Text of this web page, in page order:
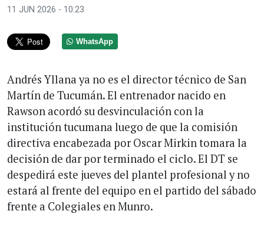
11 JUN 2026 - 10:23
WhatsApp
Andrés Yllana ya no es el director técnico de San
Martín de Tucumán. El entrenador nacido en
Rawson acordó su desvinculación con la
institución tucumana luego de que la comisión
directiva encabezada por Oscar Mirkin tomara la
decisión de dar por terminado el ciclo. El DT se
despedirá este jueves del plantel profesional y no
estará al frente del equipo en el partido del sábado
frente a Colegiales en Munro.